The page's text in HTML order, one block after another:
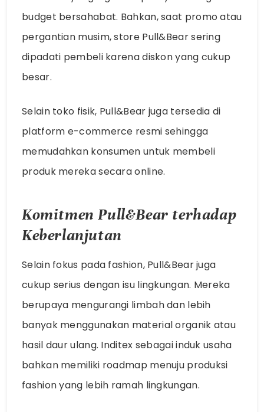
budget bersahabat. Bahkan, saat promo atau
pergantian musim, store Pull&Bear sering
dipadati pembeli karena diskon yang cukup
besar.
Selain toko fisik, Pull&Bear juga tersedia di
platform e-commerce resmi sehingga
memudahkan konsumen untuk membeli
produk mereka secara online.
Komitmen Pull&Bear terhadap
Keberlanjutan
Selain fokus pada fashion, Pull&Bear juga
cukup serius dengan isu lingkungan. Mereka
berupaya mengurangi limbah dan lebih
banyak menggunakan material organik atau
hasil daur ulang. Inditex sebagai induk usaha
bahkan memiliki roadmap menuju produksi
fashion yang lebih ramah lingkungan.